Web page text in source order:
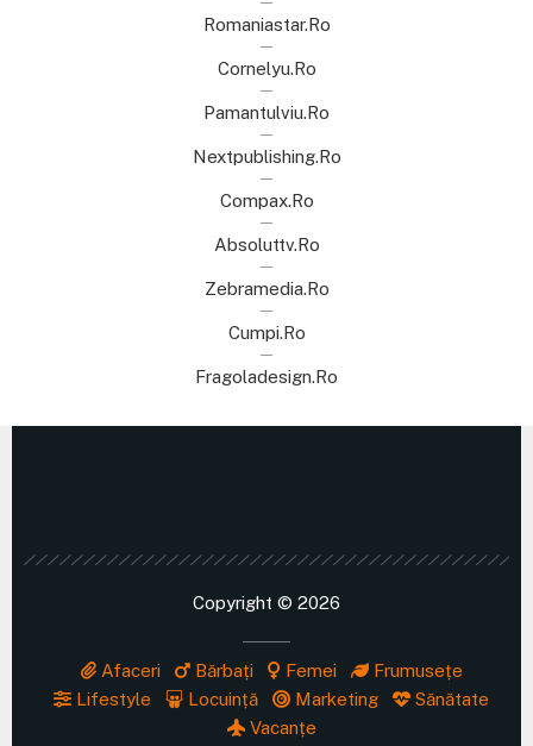
Romaniastar.ro
Cornelyu.ro
Pamantulviu.ro
Nextpublishing.ro
Compax.ro
Absoluttv.ro
Zebramedia.ro
Cumpi.ro
Fragoladesign.ro
Copyright © 2026
Afaceri Bărbați Femei
Frumusețe
Lifestyle
Locuință Marketing
Sănătate
Vacanțe